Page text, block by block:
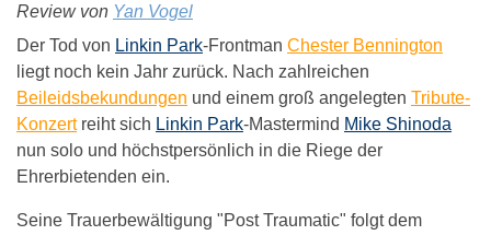
Review von Yan Vogel
Der Tod von Linkin Park-Frontman Chester Bennington
liegt noch kein Jahr zurück. Nach zahlreichen
Beileidsbekundungen und einem groß angelegten Tribute-
Konzertreiht sich Linkin Park-Mastermind Mike Shinoda
nun solo und höchstpersönlich in die Riege der
Ehrerbietenden ein.
Seine Trauerbewältigung "Post Traumatic" folgt dem